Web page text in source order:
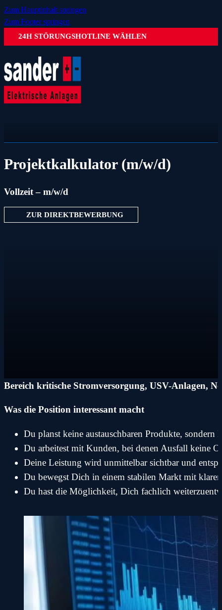
Zum Hauptinhalt springen
Zum Footer springen
24H STÖRUNGSHOTLINE WÄHLEN
Projektkalkulator (m/w/d)
Vollzeit – m/w/d
ZUR DIREKTBEWERBUNG
Bereich kritische Stromversorgung, USV-Anlagen,
Was die Position interessant macht
Du planst keine austauschbaren Produkte,
Du arbeitest mit Kunden, bei denen Ausfall keine
Deine Leistung wird unmittelbar sichtbar und
Du bewegst Dich in einem stabilen Markt mit
Du hast die Möglichkeit, Dich fachlich